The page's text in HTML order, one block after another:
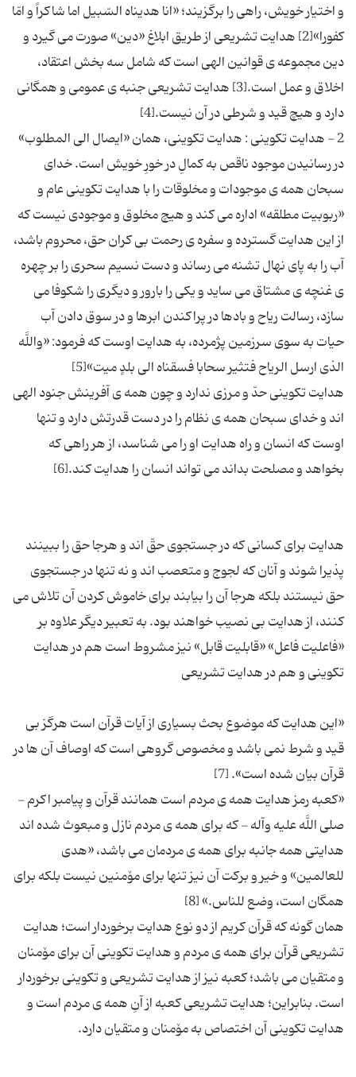
و اختیار خویش، راهی را برگزیند؛ «انا هدیناه السّبیل اما شاكراً و امّا
كفورا»[2] هدایت تشریعی از طریق ابلاغ «دین» صورت می گیرد و
دین مجموعه ی قوانین الهی است كه شامل سه بخش اعتقاد،
اخلاق و عمل است.[3] هدایت تشریعی جنبه ی عمومی و همگانی
2 - هدایت تكوینی : هدایت تكوینی، همان «ایصال الی المطلوب»
در رسانیدن موجود ناقص به كمالِ در خورِ خویش است. خدای
سبحان همه ی موجودات و مخلوقات را با هدایت تكوینی عام و
«ربوبیت مطلقه» اداره می كند و هیچ مخلوق و موجودی نیست كه
از این هدایت گسترده و سفره ی رحمت بی كران حق، محروم باشد،
آب را به پای نهال تشنه می رساند و دست نسیم سحری را بر چهره
ی غنچه ی مشتاق می ساید و یكی را بارور و دیگری را شكوفا می
سازد، رسالت ریاح و بادها در پراكندن ابرها و در سوق دادن آب
حیات به سوی سرزمین پژمرده، به هدایت اوست كه فرمود: «واللَّه
هدایت تكوینی حدّ و مرزی ندارد و چون همه ی آفرینش جنود الهی
اند و خدای سبحان همه ی نظام را در دست قدرتش دارد و تنها
اوست كه انسان و راه هدایت او را می شناسد، از هر راهی كه
هدایت برای كسانی كه در جستجوی حقّ اند و هرجا حق را ببینند
پذیرا شوند و آنان كه لجوج و متعصب اند و نه تنها در جستجوی
حق نیستند بلكه هرجا آن را بیابند برای خاموش كردن آن تلاش می
كنند، از هدایت بی نصیب خواهند بود. به تعبیر دیگر علاوه بر
«فاعلیت فاعل» «قابلیت قابل» نیز مشروط است هم در هدایت
«این هدایت كه موضوع بحث بسیاری از آیات قرآن است هرگز بی
قید و شرط نمی باشد و مخصوص گروهی است كه اوصاف آن ها در
«كعبه رمز هدایت همه ی مردم است همانند قرآن و پیامبر اكرم -
صلی اللَّه علیه وآله - كه برای همه ی مردم نازل و مبعوث شده اند
هدایتی همه جانبه برای همه ی مردمان می باشد، «هدی
للعالمین» و خیر و بركت آن نیز تنها برای مۆمنین نیست بلكه برای
همان گونه كه قرآن كریم از دو نوع هدایت برخوردار است؛ هدایت
تشریعی قرآن برای همه ی مردم و هدایت تكوینی آن برای مۆمنان
و متقیان می باشد؛ كعبه نیز از هدایت تشریعی و تكوینی برخوردار
است. بنابراین؛ هدایت تشریعی كعبه از آنِ همه ی مردم است و